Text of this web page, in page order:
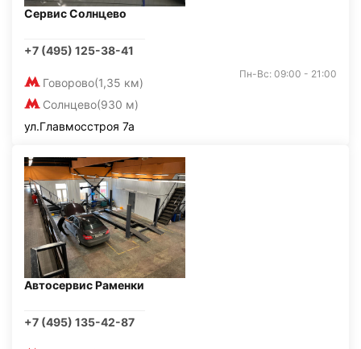
Сервис Солнцево
+7 (495) 125-38-41
Говорово(1,35 км)
Солнцево(930 м)
Пн-Вс: 09:00 - 21:00
ул.Главмосстроя 7а
Автосервис Раменки
+7 (495) 135-42-87